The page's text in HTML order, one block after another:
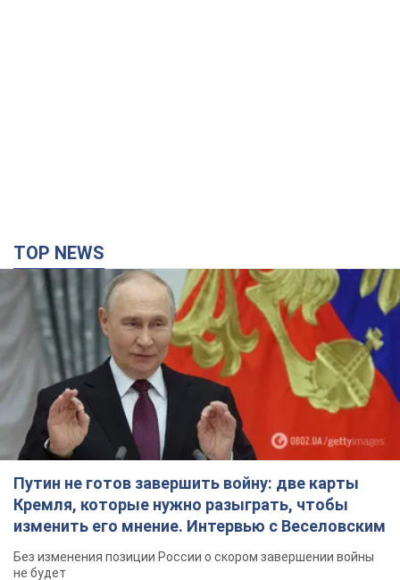
Путин не готов завершить войну: две карты
Кремля, которые нужно разыграть, чтобы
изменить его мнение. Интервью с Веселовским
Без изменения позиции России о скором завершении войны
не будет
3 часа назад 21,9 т.
Дроны атаковали НПЗ в Нижнекамске: после
взрывов был виден дым. Видео
Местные жители активно публиковали фото и видео
2 часа назад